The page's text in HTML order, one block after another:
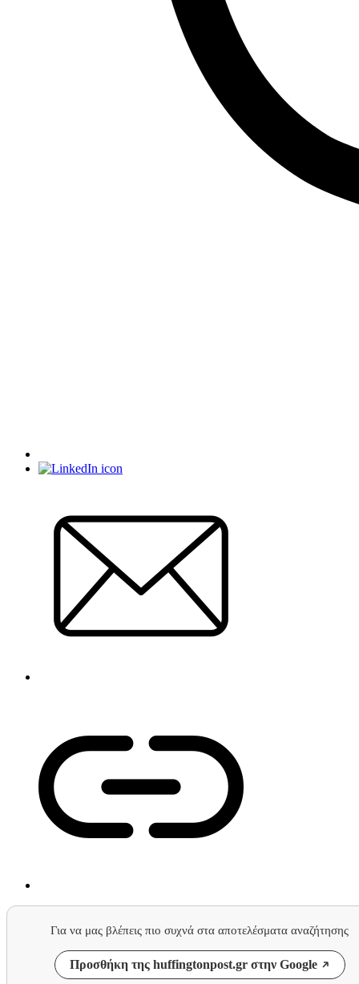
Για να μας βλέπεις πιο συχνά στα αποτελέσματα αναζήτησης
Προσθήκη της huffingtonpost.gr στην Google